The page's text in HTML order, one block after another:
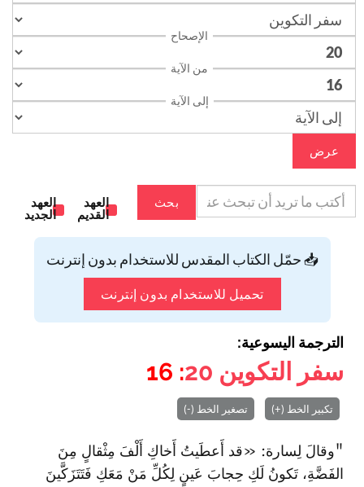
الإصحاح
من الآية
إلى الآية
عرض
بحث
العهد
القديم
العهد
الجديد
📥 حمّل الكتاب المقدس للاستخدام بدون إنترنت
تحميل للاستخدام بدون إنترنت
الترجمة اليسوعية:
سفر التكوين 20
: 16
تكبير الخط (+) تصغير الخط (-)
"وقالَ لِسارة: «قد أَعطَيتُ أَخاكِ أَلْفَ مِثْقالٍ مِنَ
الفَضَّةِ، تَكونُ لَكِ حِجابَ عَينٍ لِكُلِّ مَنْ مَعَكِ فَتَتَزَكَّينَ